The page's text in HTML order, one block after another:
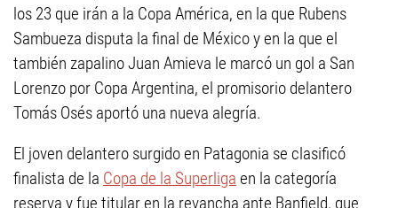
los 23 que irán a la Copa América, en la que Rubens
Sambueza disputa la final de México y en la que el
también zapalino Juan Amieva le marcó un gol a San
Lorenzo por Copa Argentina, el promisorio delantero
Tomás Osés aportó una nueva alegría.
El joven delantero surgido en Patagonia se clasificó
finalista de la Copa de la Superliga en la categoría
reserva y fue titular en la revancha ante Banfield, que